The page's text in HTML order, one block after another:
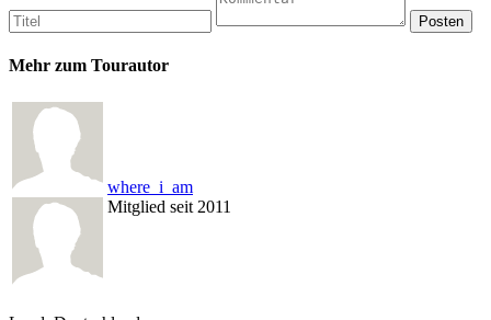
Mehr zum Tourautor
where_i_am
Mitglied seit 2011